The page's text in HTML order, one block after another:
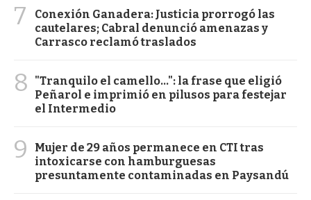
7
Conexión Ganadera: Justicia prorrogó las
cautelares; Cabral denunció amenazas y
Carrasco reclamó traslados
8
"Tranquilo el camello...": la frase que eligió
Peñarol e imprimió en pilusos para festejar
el Intermedio
9
Mujer de 29 años permanece en CTI tras
intoxicarse con hamburguesas
presuntamente contaminadas en Paysandú